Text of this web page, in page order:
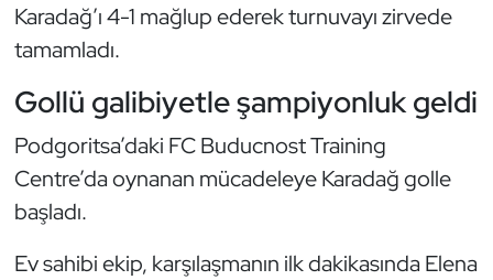
Karadağ’ı 4-1 mağlup ederek turnuvayı zirvede
tamamladı.
Gollü galibiyetle şampiyonluk geldi
Podgoritsa’daki FC Buducnost Training
Centre’da oynanan mücadeleye Karadağ golle
başladı.
Ev sahibi ekip, karşılaşmanın ilk dakikasında Elena
E-Spor
Eskrim
Futbol
Futsal
Genel